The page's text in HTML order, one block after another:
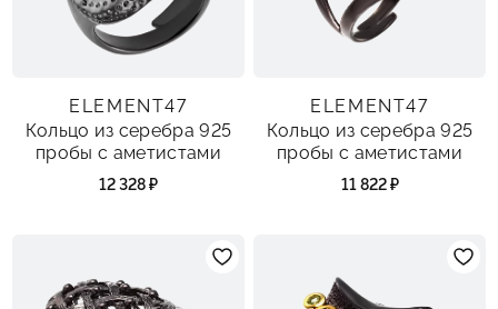
ELEMENT47
Кольцо из серебра 925
пробы с аметистами
12 328 ₽
ELEMENT47
Кольцо из серебра 925
пробы с аметистами
11 822 ₽